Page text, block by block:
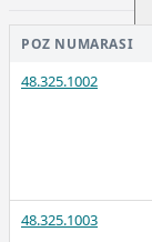
POZ NUMARASI
48.325.1002
48.325.1003